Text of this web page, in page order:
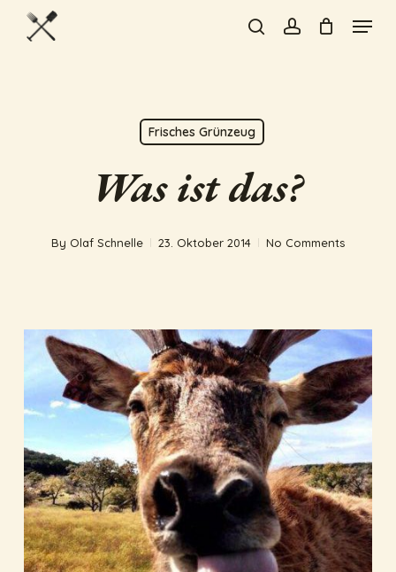
Skip
searchaccount
Menu
Frisches Grünzeug
Was ist das?
By Olaf Schnelle 23. Oktober 2014 No Comments